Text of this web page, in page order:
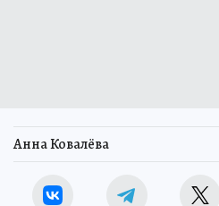
Анна Ковалёва